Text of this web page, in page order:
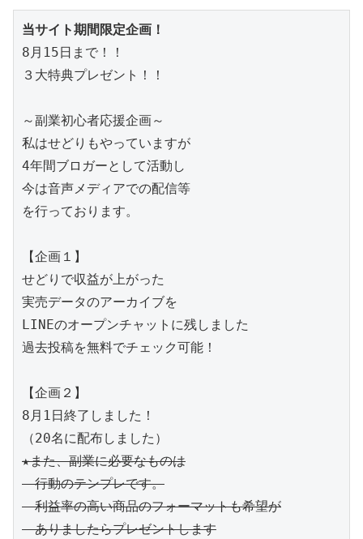
当サイト期間限定企画！
8月15日まで！！
３大特典プレゼント！！
～副業初心者応援企画～
私はせどりもやっていますが
4年間ブロガーとして活動し
今は音声メディアでの配信等
を行っております。
【企画１】
せどりで収益が上がった
実売データのアーカイブを
LINEのオープンチャットに残しました
過去投稿を無料でチェック可能！
【企画２】
8月1日終了しました！
（20名に配布しました）
★また、副業に必要なものは
行動のテンプレです。
利益率の高い商品のフォーマットも希望が
ありましたらプレゼントします